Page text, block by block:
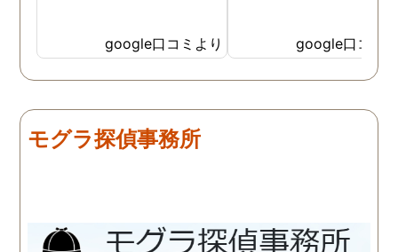
google口コミより google口コミ
モグラ探偵事務所